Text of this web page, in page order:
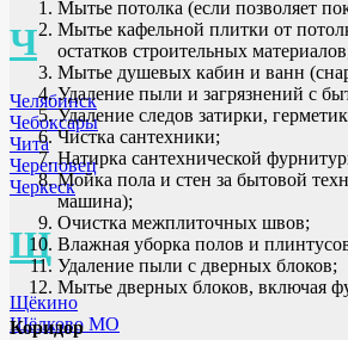
Ч
Челябинск
Чебоксары
Чита
Череповец
Черкеск
Щ
Щёкино
Щёлково МО
Мытье потолка (если позволяет
Мытье кафельной плитки от
остатков строительных
Мытье душевых кабин и ванн
Удаление пыли и загрязнений с
Удаление следов затирки,
Чистка сантехники;
Натирка сантехнической
Мойка пола и стен за бытовой
машина);
Очистка межплиточных швов;
Влажная уборка полов и
Удаление пыли с дверных блоков;
Мытье дверных блоков, включая
Коридор